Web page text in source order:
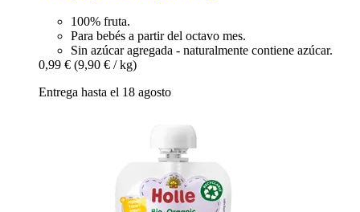
100% fruta.
Para bebés a partir del octavo mes.
Sin azúcar agregada - naturalmente contiene azúcar.
0,99 € (9,90 € / kg)
Entrega hasta el 18 agosto